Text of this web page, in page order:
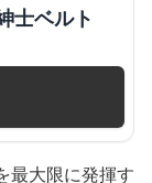
士ベルト
最大限に発揮す